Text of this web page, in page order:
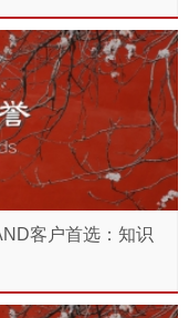
客户首选：知识